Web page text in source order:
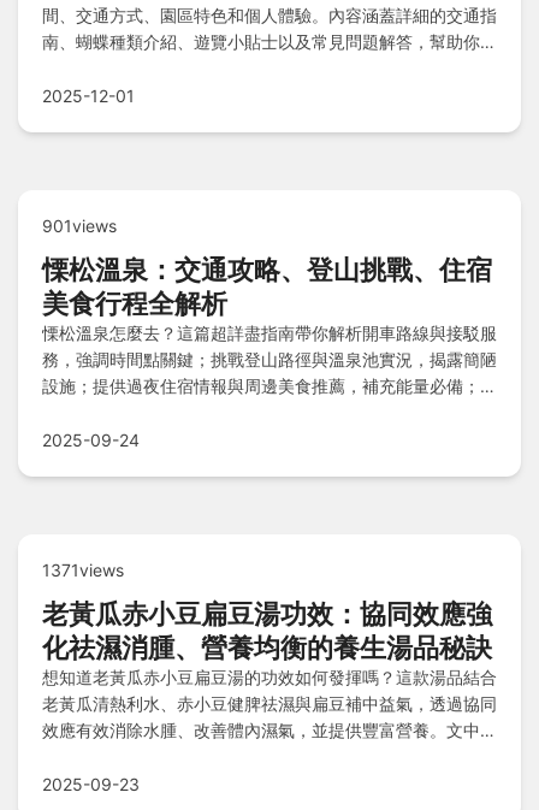
間、交通方式、園區特色和個人體驗。內容涵蓋詳細的交通指
南、蝴蝶種類介紹、遊覽小貼士以及常見問題解答，幫助你輕
求，一應俱全，確保你的旅程順利難忘。
2025-12-01
901views
慄松溫泉：交通攻略、登山挑戰、住宿
美食行程全解析
慄松溫泉怎麼去？這篇超詳盡指南帶你解析開車路線與接駁服
務，強調時間點關鍵；挑戰登山路徑與溫泉池實況，揭露簡陋
設施；提供過夜住宿情報與周邊美食推薦，補充能量必備；規
答所有常見疑問，助你順利探險！
2025-09-24
1371views
老黃瓜赤小豆扁豆湯功效：協同效應強
化祛濕消腫、營養均衡的養生湯品秘訣
想知道老黃瓜赤小豆扁豆湯的功效如何發揮嗎？這款湯品結合
老黃瓜清熱利水、赤小豆健脾祛濕與扁豆補中益氣，透過協同
效應有效消除水腫、改善體內濕氣，並提供豐富營養。文中解
食材技巧、家常煲湯步驟及Q&A解惑水腫原理與煮豆訣竅，
2025-09-23